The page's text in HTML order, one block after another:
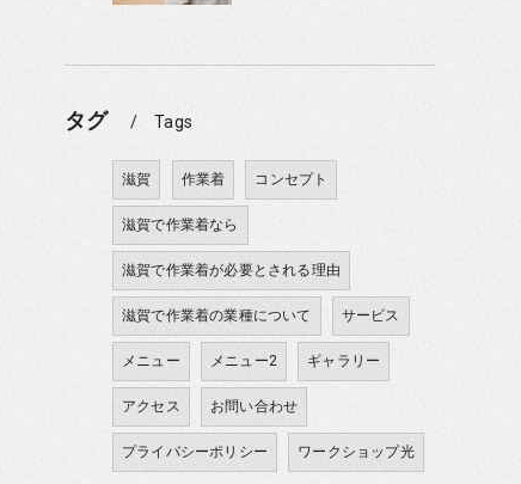
タグ Tags
滋賀 作業着 コンセプト
滋賀で作業着なら
滋賀で作業着が必要とされる理由
滋賀で作業着の業種について サービス
メニュー メニュー2 ギャラリー
アクセス お問い合わせ
プライバシーポリシー ワークショップ光